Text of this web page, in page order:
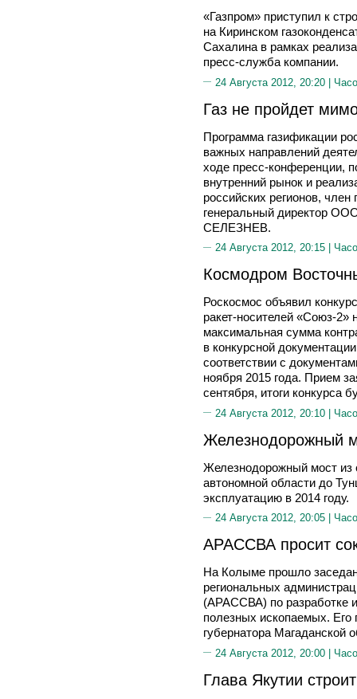
«Газпром» приступил к
на Киринском
Сахалина в рамках
пресс-служба компании.
24 Августа 2012, 20:20 |
Газ не пройдет
Программа газификации
важных направлений
ходе пресс-конференции,
внутренний рынок и
российских регионов,
генеральный директор
СЕЛЕЗНЕВ.
24 Августа 2012, 20:15 |
Космодром
Роскосмос объявил
ракет-носителей «Союз-
максимальная сумма
в конкурсной
соответствии с
ноября 2015 года. Прием
сентября, итоги конкурса
24 Августа 2012, 20:10 |
Железнодорожный
Железнодорожный мост из
автономной области до
эксплуатацию в 2014 году.
24 Августа 2012, 20:05 |
АРАССВА просит
На Колыме прошло
региональных
(АРАССВА) по разработке
полезных ископаемых. Его
губернатора
24 Августа 2012, 20:00 |
Глава Якутии